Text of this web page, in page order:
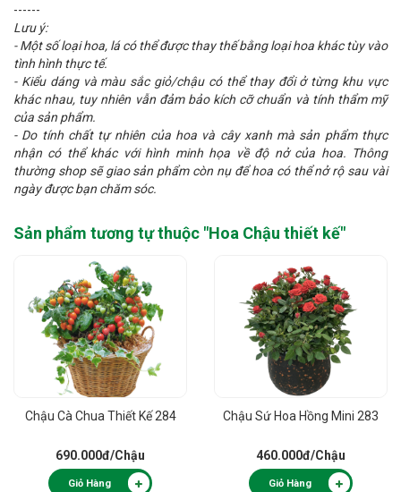
------
Lưu ý:
- Một số loại hoa, lá có thể được thay thế bằng loại hoa khác tùy vào
tình hình thực tế.
- Kiểu dáng và màu sắc giỏ/chậu có thể thay đổi ở từng khu vực
khác nhau, tuy nhiên vẫn đảm bảo kích cỡ chuẩn và tính thẩm mỹ
của sản phẩm.
- Do tính chất tự nhiên của hoa và cây xanh mà sản phẩm thực
nhận có thể khác với hình minh họa về độ nở của hoa. Thông
thường shop sẽ giao sản phẩm còn nụ để hoa có thể nở rộ sau vài
ngày được bạn chăm sóc.
Sản phẩm tương tự thuộc "Hoa Chậu thiết kế"
Chậu Cà Chua Thiết Kế 284
690.000đ/Chậu
Giỏ Hàng
Chậu Sứ Hoa Hồng Mini 283
460.000đ/Chậu
Giỏ Hàng